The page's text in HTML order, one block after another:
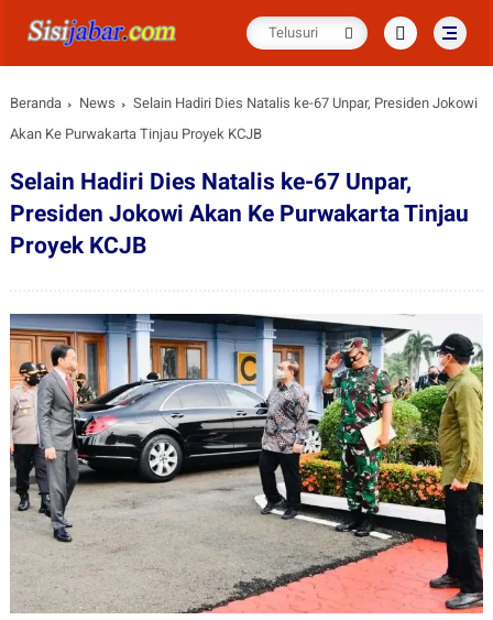
Beranda News
Selain Hadiri Dies Natalis ke-67 Unpar, Presiden Jokowi
Akan Ke Purwakarta Tinjau Proyek KCJB
Selain Hadiri Dies Natalis ke-67 Unpar,
Presiden Jokowi Akan Ke Purwakarta Tinjau
Proyek KCJB